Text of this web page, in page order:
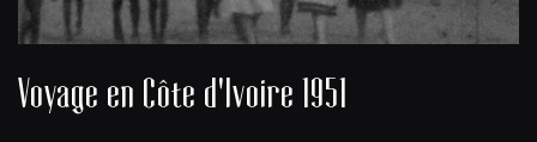
Voyage en Côte d'Ivoire 1951